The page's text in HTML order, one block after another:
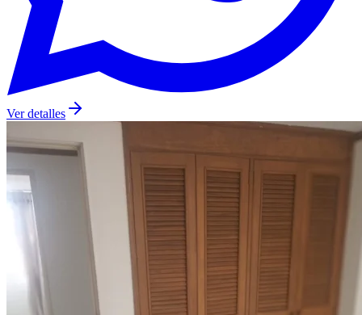
Ver detalles